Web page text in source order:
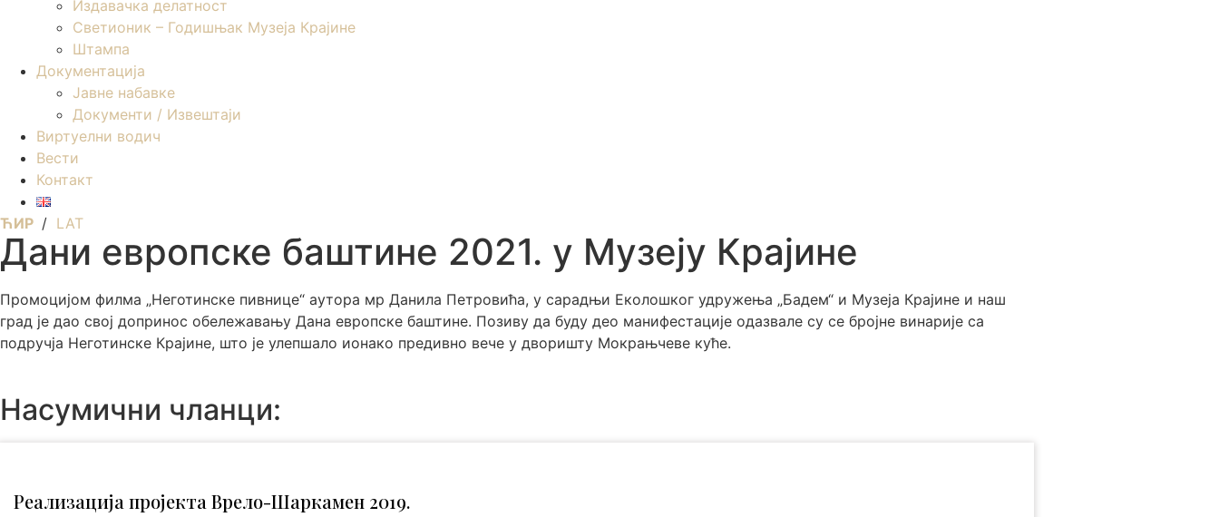
Издавачка делатност
Светионик – Годишњак Музеја Крајине
Штампа
Документација
Јавне набавке
Документи / Извештаји
Виртуелни водич
Вести
Контакт
ЋИР / LAT
Дани европске баштине 2021. у Музеју Крајине
Промоцијом филма „Неготинске пивнице“ аутора мр Данила Петровића, у сарадњи Еколошког удружења „Бадем“ и Музеја Крајине и наш
град је дао свој допринос обележавању Дана европске баштине. Позиву да буду део манифестације одазвале су се бројне винарије са
подручја Неготинске Крајине, што је улепшало ионако предивно вече у дворишту Мокрањчеве куће.
Насумични чланци:
Реализација пројекта Врело-Шаркамен 2019.